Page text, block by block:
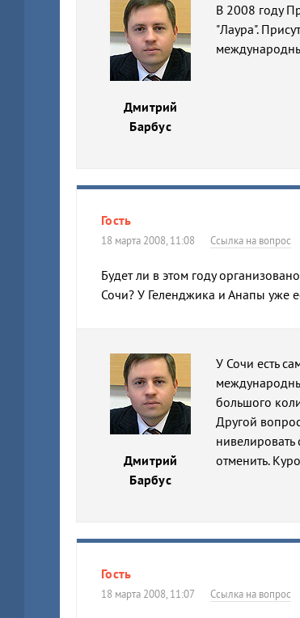
Дмитрий
Барбус
В 2008 году
"Лаура".
Гость
18 марта 2008, 11:08 Ссылка на вопрос
Будет ли в этом году
Сочи? У Геленджика и Анапы уже
Дмитрий
Барбус
У Сочи есть
большого
Другой
отменить.
Гость
18 марта 2008, 11:07 Ссылка на вопрос